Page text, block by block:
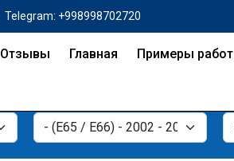
Telegram: +998998702720
Отзывы Главная Примеры работ